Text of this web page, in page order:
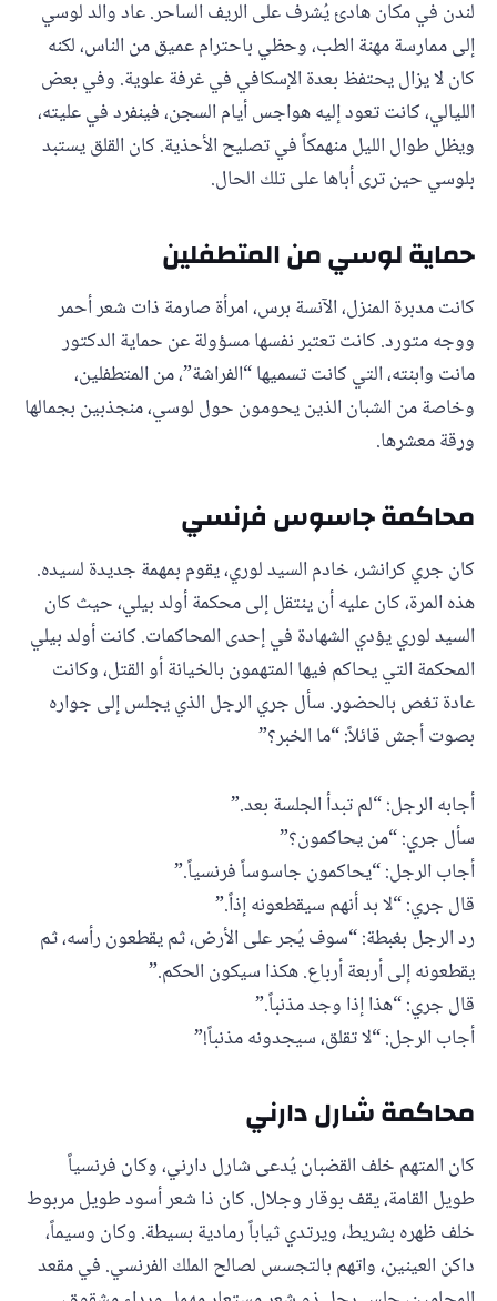
لندن في مكان هادئ يُشرف على الريف الساحر. عاد والد لوسي
إلى ممارسة مهنة الطب، وحظي باحترام عميق من الناس، لكنه
كان لا يزال يحتفظ بعدة الإسكافي في غرفة علوية. وفي بعض
الليالي، كانت تعود إليه هواجس أيام السجن، فينفرد في عليته،
ويظل طوال الليل منهمكاً في تصليح الأحذية. كان القلق يستبد
بلوسي حين ترى أباها على تلك الحال.
حماية لوسي من المتطفلين
كانت مدبرة المنزل، الآنسة برس، امرأة صارمة ذات شعر أحمر
ووجه متورد. كانت تعتبر نفسها مسؤولة عن حماية الدكتور
مانت وابنته، التي كانت تسميها “الفراشة”، من المتطفلين،
وخاصة من الشبان الذين يحومون حول لوسي، منجذبين بجمالها
ورقة معشرها.
محاكمة جاسوس فرنسي
كان جري كرانشر، خادم السيد لوري، يقوم بمهمة جديدة لسيده.
هذه المرة، كان عليه أن ينتقل إلى محكمة أولد بيلي، حيث كان
السيد لوري يؤدي الشهادة في إحدى المحاكمات. كانت أولد بيلي
المحكمة التي يحاكم فيها المتهمون بالخيانة أو القتل، وكانت
عادة تغص بالحضور. سأل جري الرجل الذي يجلس إلى جواره
بصوت أجش قائلاً: “ما الخبر؟”
أجابه الرجل: “لم تبدأ الجلسة بعد.”
سأل جري: “من يحاكمون؟”
أجاب الرجل: “يحاكمون جاسوساً فرنسياً.”
قال جري: “لا بد أنهم سيقطعونه إذاً.”
رد الرجل بغبطة: “سوف يُجر على الأرض، ثم يقطعون رأسه، ثم
يقطعونه إلى أربعة أرباع. هكذا سيكون الحكم.”
قال جري: “هذا إذا وجد مذنباً.”
أجاب الرجل: “لا تقلق، سيجدونه مذنباً!”
محاكمة شارل دارني
كان المتهم خلف القضبان يُدعى شارل دارني، وكان فرنسياً
طويل القامة، يقف بوقار وجلال. كان ذا شعر أسود طويل مربوط
خلف ظهره بشريط، ويرتدي ثياباً رمادية بسيطة. وكان وسيماً،
داكن العينين، واتهم بالتجسس لصالح الملك الفرنسي. في مقعد